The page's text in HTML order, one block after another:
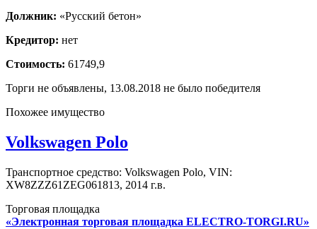
Должник: «Русский бетон»
Кредитор: нет
Стоимость: 61749,9
Торги не объявлены, 13.08.2018 не было победителя
Похожее имущество
Volkswagen Polo
Транспортное средство: Volkswagen Polo, VIN:
XW8ZZZ61ZEG061813, 2014 г.в.
Торговая площадка
«Электронная торговая площадка ELECTRO-TORGI.RU»